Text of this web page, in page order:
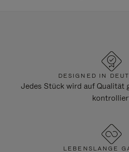
DESIGNED IN
Jedes Stück wird auf Qualität
LEBENSLANGE